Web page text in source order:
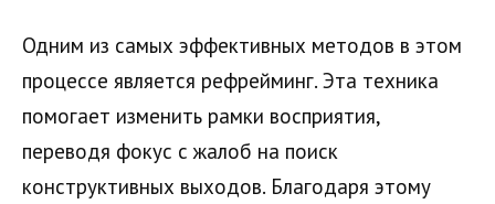
Одним из самых эффективных методов в этом
процессе является рефрейминг. Эта техника
помогает изменить рамки восприятия,
переводя фокус с жалоб на поиск
конструктивных выходов. Благодаря этому